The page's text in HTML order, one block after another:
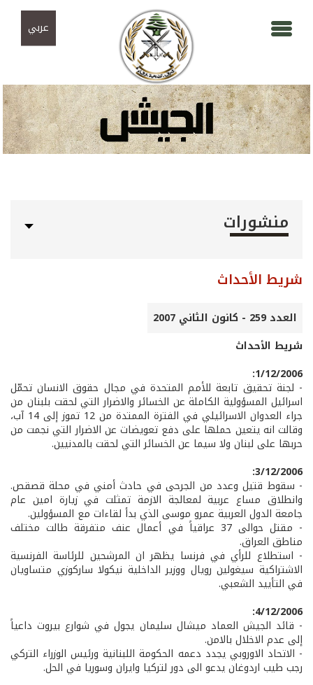
عربي
منشورات
شريط الأحداث
العدد 259 - كانون الثاني 2007
شريط الأحداث
1/12/2006:
- لجنة تحقيق تابعة للأمم المتحدة في مجال حقوق الانسان تحمّل
اسرائيل المسؤولية الكاملة عن الخسائر والاضرار التي لحقت بلبنان من
جراء العدوان الاسرائيلي في الفترة الممتدة من 12 تموز إلى 14 آب،
وقالت انه يتعين حملها على دفع تعويضات عن الاضرار التي نجمت من
حربها على لبنان ولا سيما عن الخسائر التي لحقت بالمدنيين.
3/12/2006:
- سقوط قتيل وعدد من الجرحى في حادث أمني في محلة قصقص.
وانطلاق مساع عربية لمعالجة الازمة تمثلت في زيارة امين عام
جامعة الدول العربية عمرو موسى الذي بدأ لقاءات مع المسؤولين.
- مقتل حوالى 37 عراقياً في أعمال عنف متفرقة طالت مختلف
مناطق العراق.
- استطلاع للرأي في فرنسا يظهر ان المرشحين للرئاسة الفرنسية
الاشتراكية سيغولين رويال ووزير الداخلية نيكولا ساركوزي متساويان
في التأييد الشعبي.
4/12/2006:
- قائد الجيش العماد ميشال سليمان يجول في شوارع بيروت داعياً
إلى عدم الاخلال بالامن.
- الاتحاد الاوروبي يجدد دعمه الحكومة اللبنانية ورئيس الوزراء التركي
رجب طيب اردوغان يدعو الى دور لتركيا وايران وسوريا في الحل.